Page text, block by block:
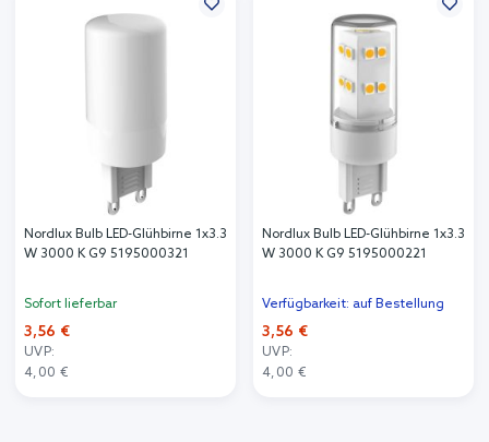
Nordlux Bulb LED-Glühbirne 1x3.3
W 3000 K G9 5195000321
Sofort lieferbar
3,56 €
UVP:
4,00 €
Nordlux Bulb LED-Glühbirne 1x3.3
W 3000 K G9 5195000221
Verfügbarkeit: auf Bestellung
3,56 €
UVP:
4,00 €